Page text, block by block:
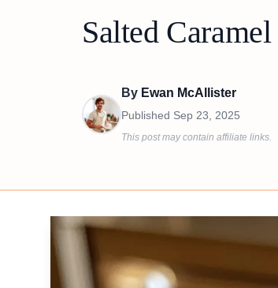
Salted
By Ewan McAllister
Published Sep 23, 2025
This post may contain affiliate links.